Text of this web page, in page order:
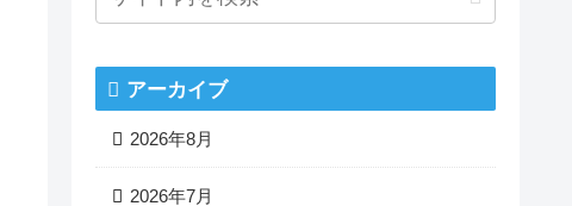
アーカイブ
2026年8月
2026年7月